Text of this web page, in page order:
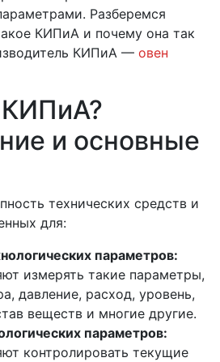
Разберемся
КИПиА и почему она так
КИПиА — овен
КИПиА?
и основные
технических средств и
для:
параметров:
измерять такие параметры,
давление, расход, уровень,
веществ и многие другие.
параметров:
контролировать текущие